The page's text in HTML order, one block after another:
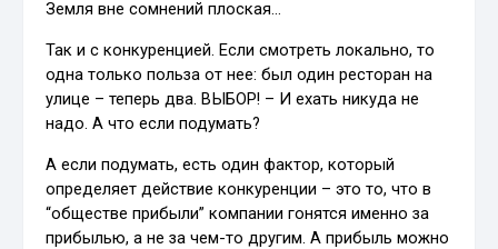
Земля вне сомнений плоская…
Так и с конкуренцией. Если смотреть локально, то
одна только польза от нее: был один ресторан на
улице – теперь два. ВЫБОР! – И ехать никуда не
надо. А что если подумать?
А если подумать, есть один фактор, который
определяет действие конкуренции – это то, что в
“обществе прибыли” компании гонятся именно за
прибылью, а не за чем-то другим. А прибыль можно